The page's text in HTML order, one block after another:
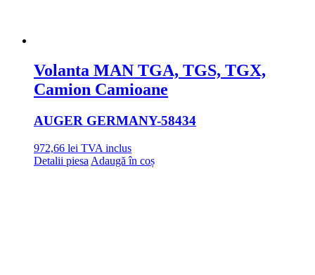
Volanta MAN TGA, TGS, TGX,
Camion Camioane
AUGER GERMANY-58434
972,66 lei TVA inclus
Detalii piesa Adaugă în coș